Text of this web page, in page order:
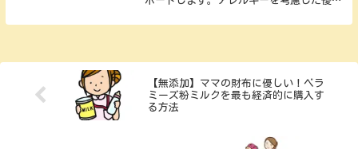
ったはぐくみ。ラクトフェリンやオリゴ
【無添加】ママの財布に優しい！ベラ
ミーズ粉ミルクを最も経済的に購入す
る方法